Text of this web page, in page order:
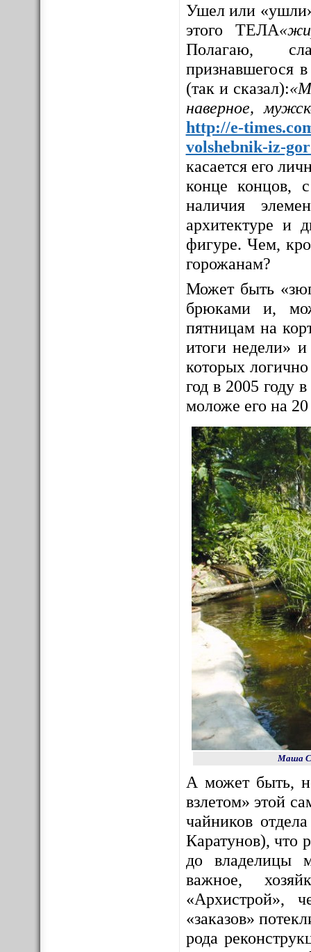
Ушел или
этого ТЕЛА
Полагаю,
признавшегося
(так и сказал):
наверное,
http://e-
volshebnik-iz-
касается его
конце концов,
наличия
архитектуре и
фигуре. Чем,
горожанам?
Может быть
брюками и,
пятницам на
итоги недели»
которых
год в 2005 году
моложе его на 20
Маша
А может быть,
взлетом» этой
чайников
Каратунов), что
до владелицы
важное,
«Архистрой»,
«заказов»
рода